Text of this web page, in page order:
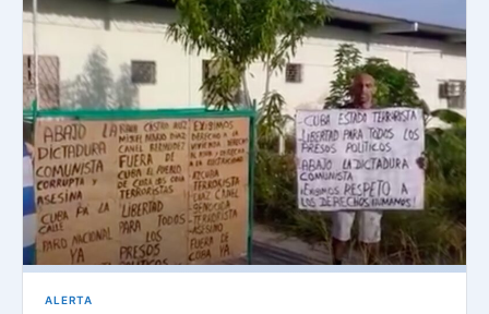
ALERTA